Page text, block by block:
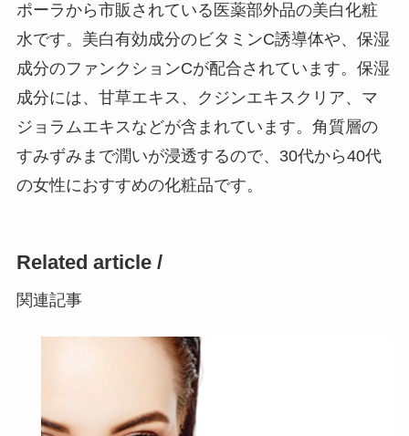
ポーラから市販されている医薬部外品の美白化粧
水です。美白有効成分のビタミンC誘導体や、保湿
成分のファンクションCが配合されています。保湿
成分には、甘草エキス、クジンエキスクリア、マ
ジョラムエキスなどが含まれています。角質層の
すみずみまで潤いが浸透するので、30代から40代
の女性におすすめの化粧品です。
Related article /
関連記事